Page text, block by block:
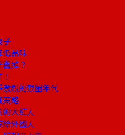
子
低品味
掉？
烈的艱困年代
策略
大紅人
外國人